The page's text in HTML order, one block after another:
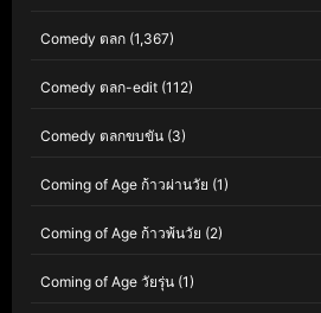
Comedy ตลก (1,367)
Comedy ตลก-edit (112)
Comedy ตลกขบขัน (3)
Coming of Age ก้าวผ่านวัย (1)
Coming of Age ก้าวพ้นวัย (2)
Coming of Age วัยรุ่น (1)